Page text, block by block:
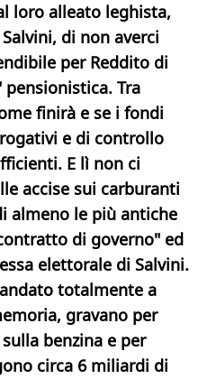
loro alleato leghista,
di non averci
per Reddito di
Tra
finirà e se i fondi
e di controllo
E lì non ci
accise sui carburanti
almeno le più antiche
di governo" ed
elettorale di Salvini.
totalmente a
gravano per
benzina e per
circa 6 miliardi di